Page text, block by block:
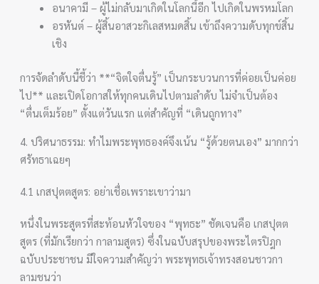
อนาคามี – ผู้ไม่กลับมาเกิดในโลกนี้อีก ไปเกิดในพรหมโลก
อรหันต์ – ผู้สิ้นอาสวะกิเลสหมดสิ้น เข้าถึงความดับทุกข์สิ้น
เชิง
การจัดลำดับนี้ชี้ว่า **“จิตใจตื่นรู้” เป็นกระบวนการที่ค่อยเป็นค่อย
ไป** และเปิดโอกาสให้ทุกคนเดินไปตามลำดับ ไม่จำเป็นต้อง
“ตื่นเต็มร้อย” ตั้งแต่วันแรก แต่สำคัญที่ “เดินถูกทาง”
4. ปริศนาธรรม: ทำไมพระพุทธองค์จึงเน้น “รู้ด้วยตนเอง” มากกว่า
ศรัทธาเฉยๆ
4.1 เกสปุตตสูตร: อย่าเชื่อเพราะเขาว่ามา
หนึ่งในพระสูตรที่สะท้อนหัวใจของ “พุทธะ” ชัดเจนคือ เกสปุตต
สูตร (ที่มักเรียกว่า กาลามสูตร) ซึ่งในฉบับสรุปของพระไตรปิฎก
ฉบับประชาชน มีใจความสำคัญว่า พระพุทธเจ้าทรงสอนชาวกา
ลามชนว่า